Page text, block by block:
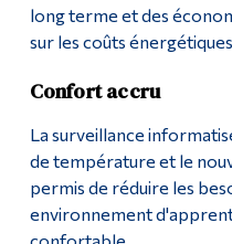
long terme et des
sur les coûts énergétiques
Confort accru
La surveillance
de température et le
permis de réduire les
environnement
confortable.